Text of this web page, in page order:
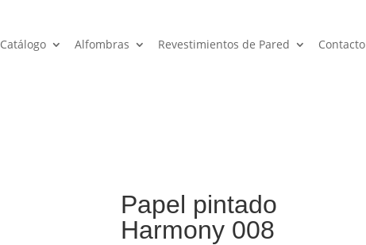
Catálogo Alfombras Revestimientos de Pared Contacto
Papel pintado
Harmony 008